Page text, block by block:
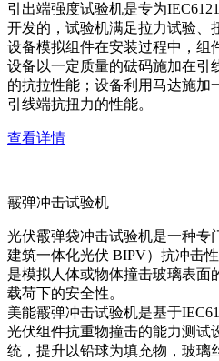
引出端强度试验机是专为
开发的，试验机满足拉力试验、
设备模拟组件在安装过程中，组
设备以一定质量的砝码施加在引
的抗拉性能；设备利用马达施加
引线端抗扭力的性能。
查看详情
霰弹冲击试验机
光伏霰弹袋冲击试验机是一种专
建筑一体化光伏 BIPV）抗冲击
是模拟人体或物体撞击玻璃表面
载荷下的安全性。
美能霰弹冲击试验机是基于
光伏组件抗重物撞击的能力测试
统，提升以铅球为填充物，玻璃